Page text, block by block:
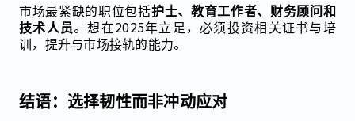
市场最紧缺的职位包括护士、教育工作者、财务顾问和
技术人员。想在2025年立足，必须投资相关证书与培
训，提升与市场接轨的能力。
结语：选择韧性而非冲动应对